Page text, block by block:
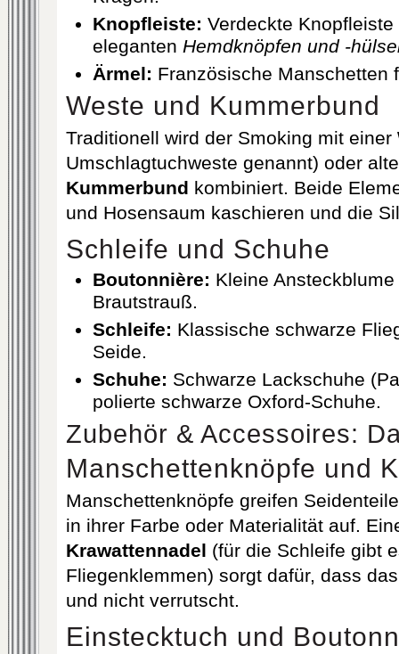
Knopfleiste: Verdeckte
eleganten Hemd­knöpfen und -
Ärmel: Französische Manschetten
Weste und Kummerbund
Traditionell wird der Smoking mit einer
Umschlagtuchweste genannt) oder
Kummerbund kombiniert. Beide
und Hosensaum kaschieren und die
Schleife und Schuhe
Boutonnière: Kleine
Brautstrauß.
Schleife: Klassische schwarze
Seide.
Schuhe: Schwarze Lackschuhe
polierte schwarze Oxford‐Schuhe.
Zubehör & Accessoires:
Manschettenknöpfe und
Manschettenknöpfe greifen
in ihrer Farbe oder Materialität auf.
Krawattennadel (für die Schleife gibt
Fliegenklemmen) sorgt dafür, dass
und nicht verrutscht.
Einstecktuch und